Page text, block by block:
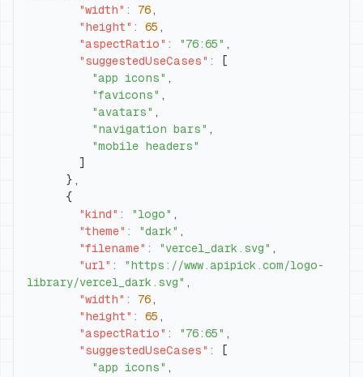
"width" : 76 ,
"height" : 65 ,
"aspectRatio" : "76:65" ,
"suggestedUseCases" :
[
"app icons" ,
"favicons" ,
"avatars" ,
"navigation bars" ,
"mobile headers"
]
} ,
{
"kind" : "logo" ,
"theme" : "dark" ,
"filename" : "vercel_dark.svg" ,
"url" :
"https://www.apipick.com/logo-
library/vercel_dark.svg" ,
"width" : 76 ,
"height" : 65 ,
"aspectRatio" : "76:65" ,
"suggestedUseCases" :
[
"app icons" ,